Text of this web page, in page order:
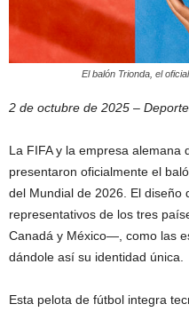
El balón Trionda, el
2 de octubre de 2025 –
La FIFA y la empresa alemana
presentaron oficialmente el
del Mundial de 2026. El diseño
representativos de los tres
Canadá y México—, como las
dándole así su identidad única.
Esta pelota de fútbol integra